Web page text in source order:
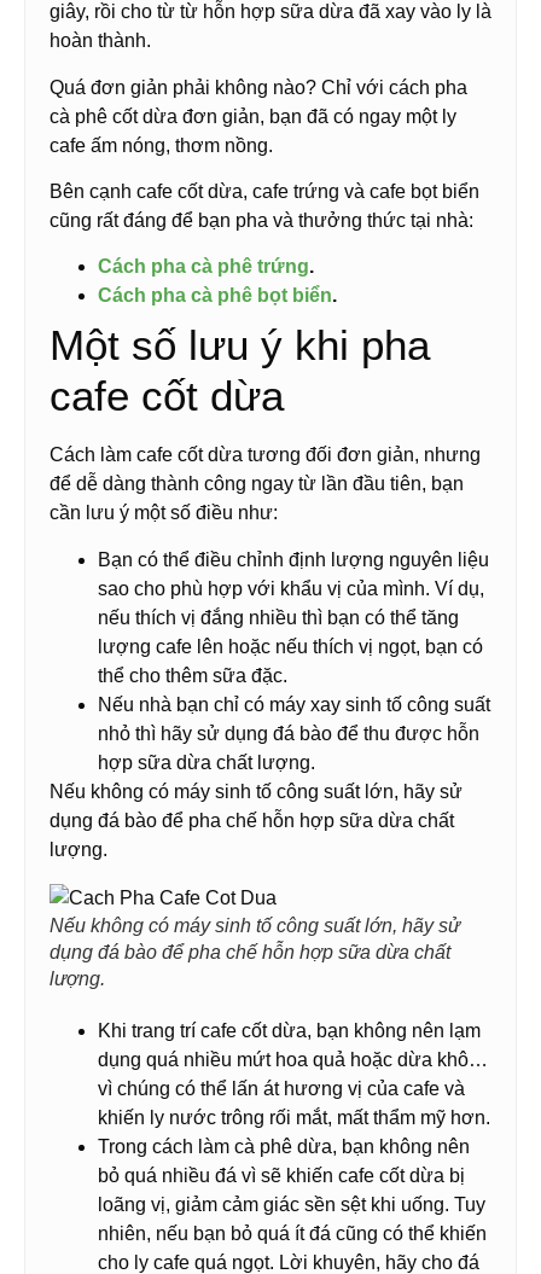
giây, rồi cho từ từ hỗn hợp sữa dừa đã xay vào ly là
hoàn thành.
Quá đơn giản phải không nào? Chỉ với cách pha
cà phê cốt dừa đơn giản, bạn đã có ngay một ly
cafe ấm nóng, thơm nồng.
Bên cạnh cafe cốt dừa, cafe trứng và cafe bọt biển
cũng rất đáng để bạn pha và thưởng thức tại nhà:
Cách pha cà phê trứng.
Cách pha cà phê bọt biển.
Một số lưu ý khi pha
cafe cốt dừa
Cách làm cafe cốt dừa tương đối đơn giản, nhưng
để dễ dàng thành công ngay từ lần đầu tiên, bạn
cần lưu ý một số điều như:
Bạn có thể điều chỉnh định lượng nguyên liệu
sao cho phù hợp với khẩu vị của mình. Ví dụ,
nếu thích vị đắng nhiều thì bạn có thể tăng
lượng cafe lên hoặc nếu thích vị ngọt, bạn có
thể cho thêm sữa đặc.
Nếu nhà bạn chỉ có máy xay sinh tố công suất
nhỏ thì hãy sử dụng đá bào để thu được hỗn
hợp sữa dừa chất lượng.
Nếu không có máy sinh tố công suất lớn, hãy sử
dụng đá bào để pha chế hỗn hợp sữa dừa chất
lượng.
Nếu không có máy sinh tố công suất lớn, hãy sử
dụng đá bào để pha chế hỗn hợp sữa dừa chất
lượng.
Khi trang trí cafe cốt dừa, bạn không nên lạm
dụng quá nhiều mứt hoa quả hoặc dừa khô…
vì chúng có thể lấn át hương vị của cafe và
khiến ly nước trông rối mắt, mất thẩm mỹ hơn.
Trong cách làm cà phê dừa, bạn không nên
bỏ quá nhiều đá vì sẽ khiến cafe cốt dừa bị
loãng vị, giảm cảm giác sền sệt khi uống. Tuy
nhiên, nếu bạn bỏ quá ít đá cũng có thể khiến
cho ly cafe quá ngọt. Lời khuyên, hãy cho đá